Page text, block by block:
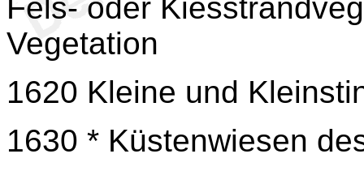
Fels- oder
Vegetation
1620 Kleine und
1630 * Küstenwiesen